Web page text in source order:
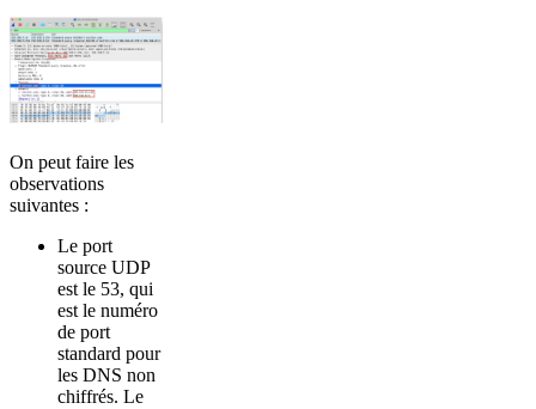
On peut faire les
observations
suivantes :
Le port
source UDP
est le 53, qui
est le numéro
de port
standard pour
les DNS non
chiffrés. Le